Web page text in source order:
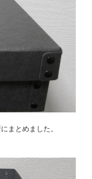
まとめました。